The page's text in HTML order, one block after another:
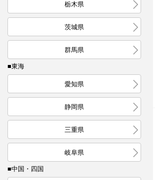
栃木県
茨城県
群馬県
■東海
愛知県
静岡県
三重県
岐阜県
■中国・四国